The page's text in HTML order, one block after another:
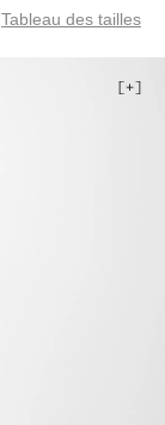
Tableau des tailles